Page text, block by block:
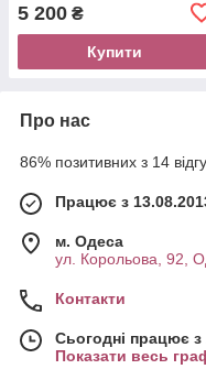
5 200 ₴
Купити
Про нас
86% позитивних з 14
Працює з
м. Одеса
ул. Корольова, 92,
Контакти
Сьогодні працює
Показати весь